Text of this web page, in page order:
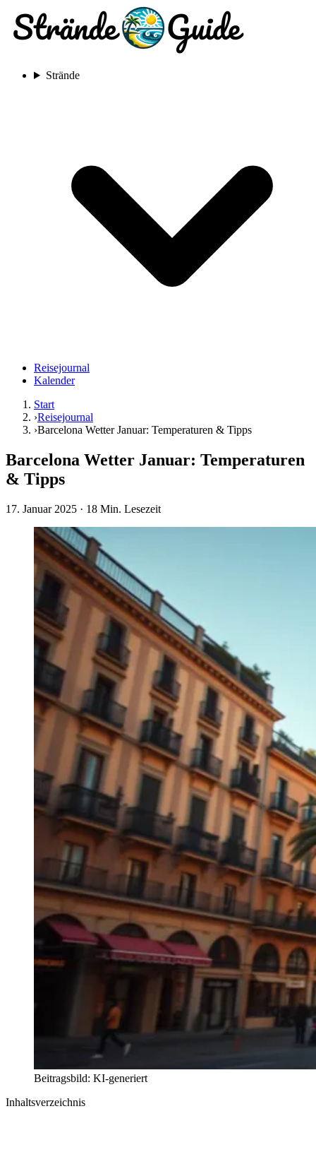
Strände
Reisejournal
Kalender
Start
›Reisejournal
›Barcelona Wetter Januar: Temperaturen & Tipps
Barcelona Wetter Januar: Temperaturen
& Tipps
17. Januar 2025 · 18 Min. Lesezeit
Beitragsbild: KI-generiert
Inhaltsverzeichnis